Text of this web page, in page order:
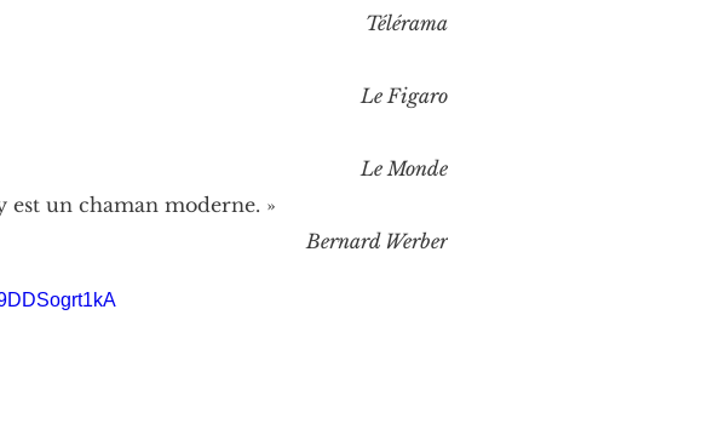
Télérama
Le Figaro
Le Monde
est un chaman moderne. »
Bernard Werber